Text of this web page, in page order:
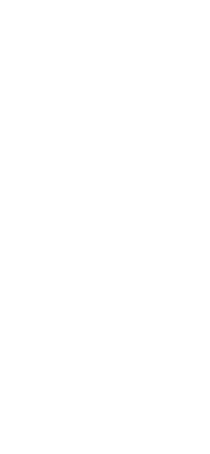
péči o děti i
vyhodnocení nenadálých